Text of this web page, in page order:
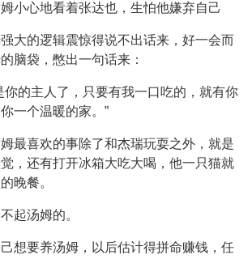
小心地看着张达也，生怕他嫌弃自己
大的逻辑震惊得说不出话来，好一会而
脑袋，憋出一句话来：
你的主人了，只要有我一口吃的，就有你
一个温暖的家。”
最喜欢的事除了和杰瑞玩耍之外，就是
，还有打开冰箱大吃大喝，他一只猫就
晚餐。
起汤姆的。
想要养汤姆，以后估计得拼命赚钱，任